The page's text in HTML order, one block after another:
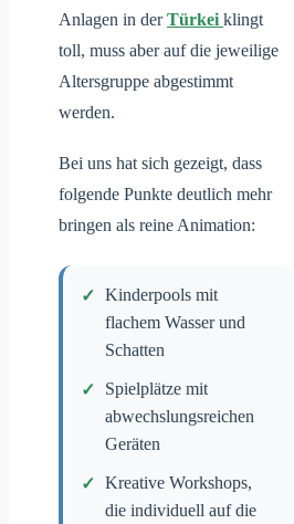
Anlagen in derTürkei klingt
toll, muss aber auf die jeweilige
Altersgruppe abgestimmt
werden.
Bei uns hat sich gezeigt, dass
folgende Punkte deutlich mehr
bringen als reine Animation:
Kinderpools mit
flachem Wasser und
Schatten
Spielplätze mit
abwechslungsreichen
Geräten
Kreative Workshops,
die individuell auf die